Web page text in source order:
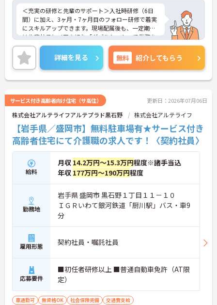
＜充実の研修と先輩のサポート＞入社時研修（6日
間）に加え、3ヶ月・7ヶ月目のフォロー研修で着実
にスキルアップできます。現場配属後も、一定期間
は先輩社員とペアを組む「ダブルシフト」で業務を
習得できるので、一人で抱え込むことはありませ
ん。
＜頑張りが給与に直結！専門性を磨いて年収アップ
＞経験やスキルがしっかり給与に反映される仕組み
です。定期昇給に加え、独自の社内専門資格制度
の専門性を認定されると、1資格につき月給＋1万円
（最大4万円）の手当がつきます。キャリアアップす
れば年収UPも目指せるため、高いモチベーションで
働き続けられます。
＜家族も嬉しい！ベネッセグループならではの手厚
い福利厚生＞ご家族も支える制度が満載♪産休・育
休の取得実績も多数あり、ライフステージが変わっ
ても長く安心して働き続けられる環境が整っていま
す。
詳細を見る 無料 紹介してもらう
サービス付き高齢者向け住宅（サ高住） 更新日：2026年07月06日
株式会社アルテライフアルテプラド黒石野 株式会社アルテライフ
【岩手県／盛岡市】無料駐車場有★サービス付き
高齢者住宅にて介護職の求人です！〈契約社員〉
給料
月収 14.2万円～15.3万円程度※諸手当込
年収 177万円～190万円程度
勤務地
岩手県 盛岡市 黒石野１丁目１１－１０
ＩＧＲいわて銀河鉄道「厨川駅」バス・車9
分
雇用形態 契約社員・嘱託社員
応募要件
■初任者研修以上 ■普通自動車免許（AT限
定）
車通勤可 無資格OK 社会保険完備 交通費支給